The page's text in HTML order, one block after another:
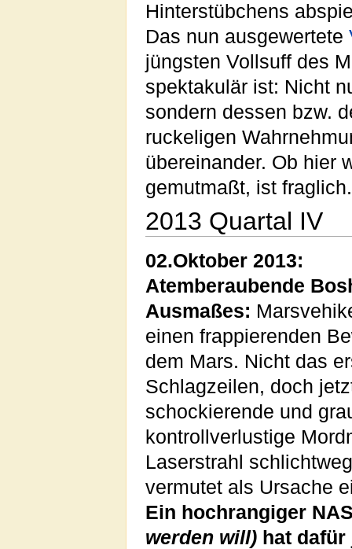
Hinterstübchens
Das nun ausgewertete
jüngsten Vollsuff des
spektakulär ist: Nicht
sondern dessen bzw.
ruckeligen
übereinander. Ob hier
gemutmaßt, ist fraglich.
2013 Quartal IV
02.Oktober 2013:
Atemberaubende
Ausmaßes:
einen frappierenden
dem Mars. Nicht das
Schlagzeilen, doch
schockierende und
kontrollverlustige
Laserstrahl
vermutet als Ursache
Ein hochrangiger
werden will) hat